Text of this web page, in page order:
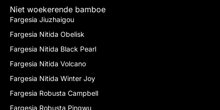
Niet woekerende bamboe
Fargesia Jiuzhaigou
Fargesia Nitida Obelisk
Fargesia Nitida Black Pearl
Fargesia Nitida Volcano
Fargesia Nitida Winter Joy
Fargesia Robusta Campbell
Fargesia Robusta Pingwu